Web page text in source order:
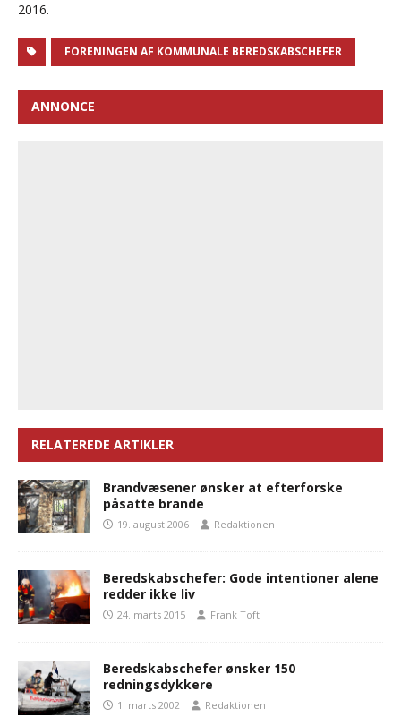
2016.
FORENINGEN AF KOMMUNALE BEREDSKABSCHEFER
ANNONCE
RELATEREDE ARTIKLER
Brandvæsener ønsker at efterforske
påsatte brande
19. august 2006 Redaktionen
Beredskabschefer: Gode intentioner alene
redder ikke liv
24. marts 2015 Frank Toft
Beredskabschefer ønsker 150
redningsdykkere
1. marts 2002 Redaktionen